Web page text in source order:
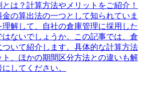
は？計算方法やメリットをご紹介！
の算出法の一つとして知られていま
解して、自社の倉庫管理に採用した
ないでしょうか。この記事では、倉
いて紹介します。具体的な計算方法
、ほかの期間区分方法との違いも解
してください。